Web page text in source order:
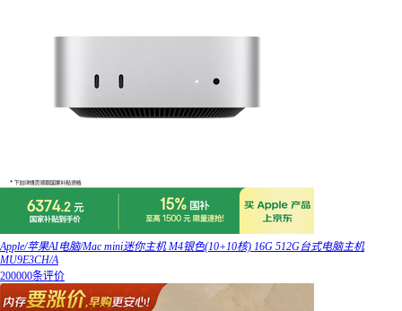
Apple/苹果AI电脑/Mac mini迷你主机 M4银色(10+10核) 16G 512G台式电脑主机
MU9E3CH/A
200000条评价